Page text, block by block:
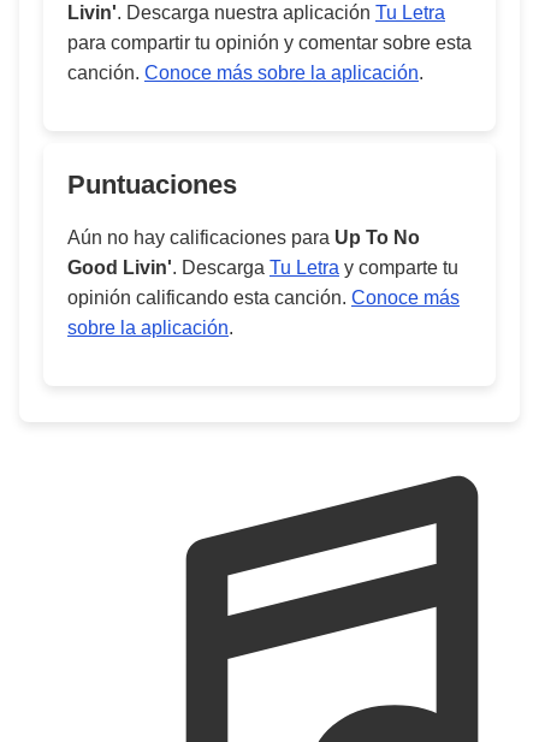
Livin'. Descarga nuestra aplicación Tu Letra
para compartir tu opinión y comentar sobre esta
canción. Conoce más sobre la aplicación.
Puntuaciones
Aún no hay calificaciones para Up To No
Good Livin'. Descarga Tu Letra y comparte tu
opinión calificando esta canción. Conoce más
sobre la aplicación.